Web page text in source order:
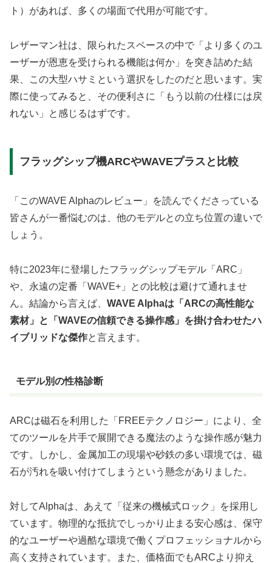
ト）があれば、多くの場面で代用が可能です。
レザーマン社は、限られたスペースの中で「より多くのユ
ーザーが恩恵を受けられる機能は何か」を突き詰めた結
果、この大型ハサミという選択をしたのだと思います。実
際に使ってみると、その便利さに「もう以前の仕様には戻
れない」と感じるはずです。
フラッグシップ機ARCやWAVEプラスと比較
「このWAVE Alphaのレビュー」を読んでくださっている
皆さんが一番悩むのは、他のモデルとの立ち位置の違いで
しょう。
特に2023年に登場したフラッグシップモデル「ARC」
や、永遠の定番「WAVE+」との比較は避けて通れませ
ん。結論から言えば、 WAVE Alphaは「ARCの高性能な
素材」と「WAVEの信頼できる操作感」を掛け合わせたハ
イブリッドな傑作と言えます。
モデル別の性格診断
ARCは磁石を利用した「FREEテクノロジー」により、全
てのツールを片手で展開できる魔法のような操作感が魅力
です。しかし、金属加工の現場や砂鉄の多い環境では、磁
石が汚れを吸い付けてしまうという懸念がありました。
対してAlphaは、あえて「従来の機械式ロック」を採用し
ています。物理的な抵抗でしっかり止まる安心感は、保守
的なユーザーや過酷な環境で働くプロフェッショナルから
高く支持されています。また、価格面でもARCより抑え